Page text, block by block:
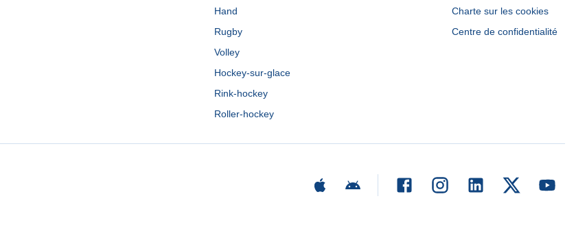
Hand
Rugby
Volley
Hockey-sur-glace
Rink-hockey
Roller-hockey
Charte sur les cookies
Centre de confidentialité